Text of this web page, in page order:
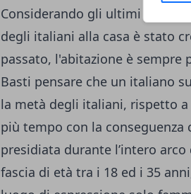
Considerando gli ultimi cinque
degli italiani alla casa è stato
passato, l'abitazione è sempre
Basti pensare che un italiano
la metà degli italiani, rispetto
più tempo con la conseguenza
presidiata durante l’intero
fascia di età tra i 18 ed i 35